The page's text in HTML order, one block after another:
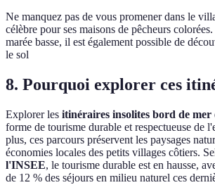
Ne manquez pas de vous promener dans le
célèbre pour ses maisons de pêcheurs
marée basse, il est également possible de
le sol
8. Pourquoi explorer ces
Explorer les itinéraires insolites bord de mer
forme de tourisme durable et respectueuse de
plus, ces parcours préservent les paysages
économies locales des petits villages côtiers.
l'INSEE, le tourisme durable est en hausse,
de 12 % des séjours en milieu naturel ces